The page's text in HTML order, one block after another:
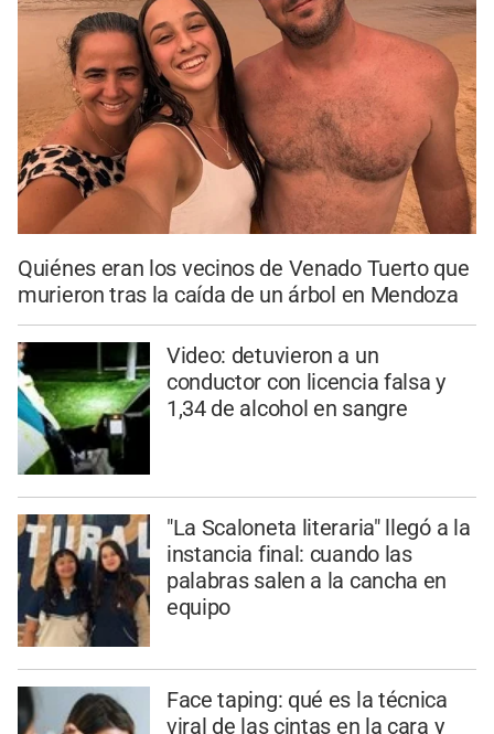
Quiénes eran los vecinos de Venado Tuerto que
murieron tras la caída de un árbol en Mendoza
Video: detuvieron a un
conductor con licencia falsa y
1,34 de alcohol en sangre
"La Scaloneta literaria" llegó a la
instancia final: cuando las
palabras salen a la cancha en
equipo
Face taping: qué es la técnica
viral de las cintas en la cara y